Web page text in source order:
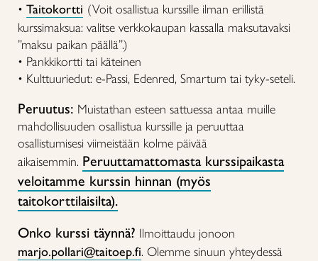
• Taitokortti (Voit osallistua kurssille ilman erillistä
kurssimaksua: valitse verkkokaupan kassalla maksutavaksi
”maksu paikan päällä”.)
• Pankkikortti tai käteinen
• Kulttuuriedut: e-Passi, Edenred, Smartum tai tyky-seteli.
Peruutus: Muistathan esteen sattuessa antaa muille
mahdollisuuden osallistua kurssille ja peruuttaa
osallistumisesi viimeistään kolme päivää
aikaisemmin. Peruuttamattomasta kurssipaikasta
veloitamme kurssin hinnan (myös
taitokorttilaisilta).
Onko kurssi täynnä? Ilmoittaudu jonoon
marjo.pollari@taitoep.fi. Olemme sinuun yhteydessä